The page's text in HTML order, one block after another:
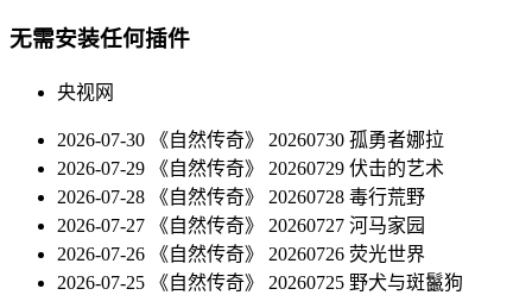
无需安装任何插件
央视网
2026-07-30 《自然传奇》 20260730 孤勇者娜拉
2026-07-29 《自然传奇》 20260729 伏击的艺术
2026-07-28 《自然传奇》 20260728 毒行荒野
2026-07-27 《自然传奇》 20260727 河马家园
2026-07-26 《自然传奇》 20260726 荧光世界
2026-07-25 《自然传奇》 20260725 野犬与斑鬣狗